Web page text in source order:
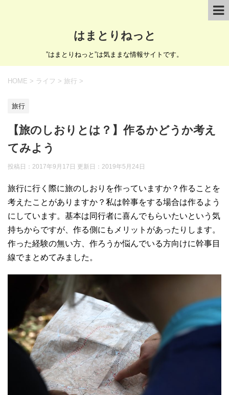
はまとりねっと
”はまとりねっと”は気ままな情報サイトです。
HOME > ライフ > 旅行 >
旅行
【旅のしおりとは？】作るかどうか考え
てみよう
投稿日：2017年9月17日 更新日： 2019年5月24日
旅行に行く際に旅のしおりを作っていますか？作ることを
考えたことがありますか？私は幹事をする場合は作るよう
にしています。基本は同行者に喜んでもらいたいという気
持ちからですが、作る側にもメリットがあったりします。
作った経験の無い方、作ろうか悩んでいる方向けに幹事目
線でまとめてみました。